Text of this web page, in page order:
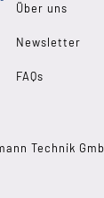
Über uns
Newsletter
FAQs
Technik